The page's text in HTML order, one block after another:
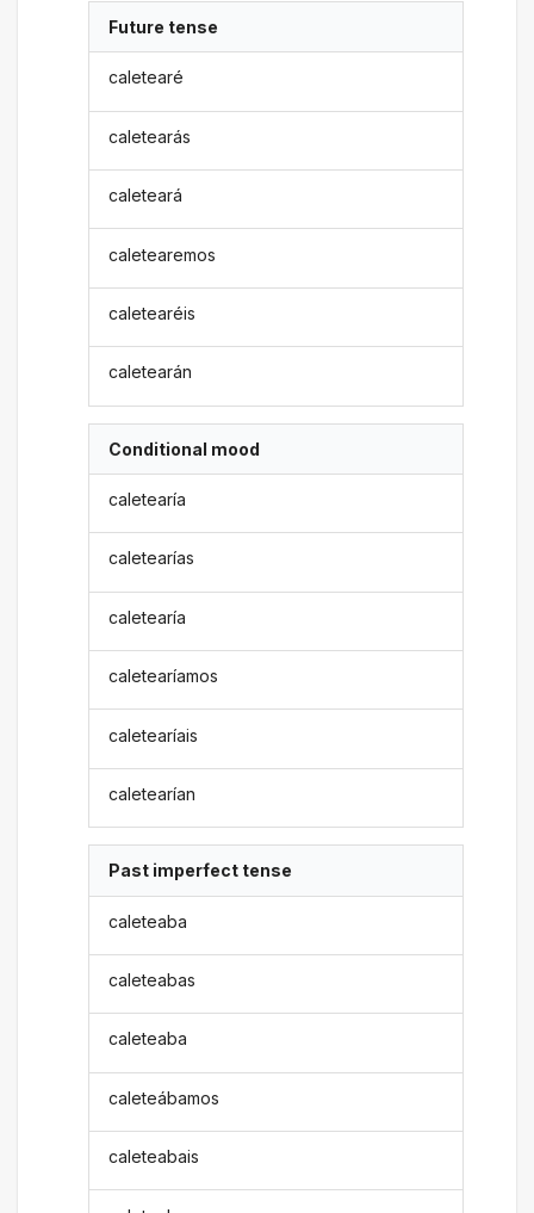
Future tense
caletearé
caletearás
caleteará
caletearemos
caletearéis
caletearán
Conditional mood
caletearía
caletearías
caletearía
caletearíamos
caletearíais
caletearían
Past imperfect tense
caleteaba
caleteabas
caleteaba
caleteábamos
caleteabais